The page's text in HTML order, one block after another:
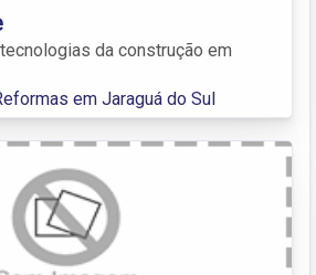
da construção em
em Jaraguá do Sul